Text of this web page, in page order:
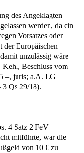
des Angeklagten
werden, da ein
Vorsatzes oder
der Europäischen
unzulässig wäre
Kehl, Beschluss vom
–, juris; a.A. LG
3 Qs 29/18).
4 Satz 2 FeV
mitführte, war die
von 10 € zu